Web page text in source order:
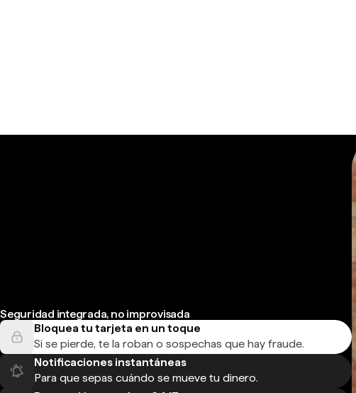
Seguridad integrada, no improvisada
Bloquea tu tarjeta en un toque
Si se pierde, te la roban o sospechas que hay fraude.
Notificaciones instantáneas
Para que sepas cuándo se mueve tu dinero.